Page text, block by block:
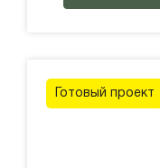
Готовый проект